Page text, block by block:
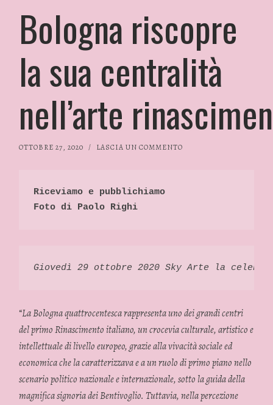
Bologna riscopre
la sua centralità
nell’arte
OTTOBRE 27, 2020 / LASCIA UN COMMENTO
Riceviamo e pubblichiamo
Foto di Paolo Righi
Giovedì 29 ottobre 2020 Sky Arte la
“La Bologna quattrocentesca rappresenta uno dei grandi centri
del primo Rinascimento italiano, un crocevia culturale, artistico e
intellettuale di livello europeo, grazie alla vivacità sociale ed
economica che la caratterizzava e a un ruolo di primo piano nello
scenario politico nazionale e internazionale, sotto la guida della
magnifica signoria dei Bentivoglio. Tuttavia, nella percezione